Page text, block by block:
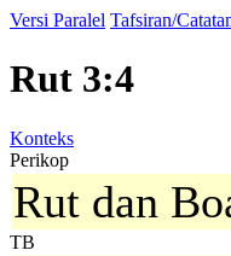
Versi Paralel Tafsiran/
Rut 3:4
Konteks
Perikop
Rut dan
TB